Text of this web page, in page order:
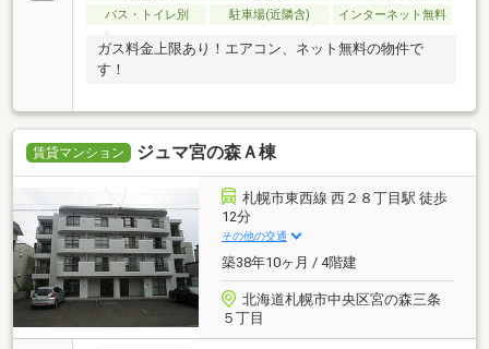
バス・トイレ別
駐車場(近隣含) インターネット無料
ガス料金上限あり！エアコン、ネット無料の物件で
す！
賃貸マンション ジュマ宮の森Ａ棟
札幌市東西線 西２８丁目駅 徒歩
12分
その他の交通
築38年10ヶ月 / 4階建
北海道札幌市中央区宮の森三条
５丁目